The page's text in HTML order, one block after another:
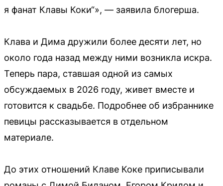
я фанат Клавы Коки“», — заявила блогерша.
Клава и Дима дружили более десяти лет, но
около года назад между ними возникла искра.
Теперь пара, ставшая одной из самых
обсуждаемых в 2026 году, живет вместе и
готовится к свадьбе. Подробнее об избраннике
певицы рассказывается в отдельном
материале.
До этих отношений Клаве Коке приписывали